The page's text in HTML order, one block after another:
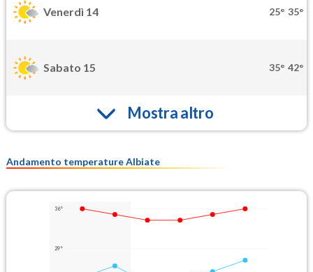
Venerdì 14 25° 35°
Sabato 15 35° 42°
Mostra altro
Andamento temperature Albiate
36°
29°